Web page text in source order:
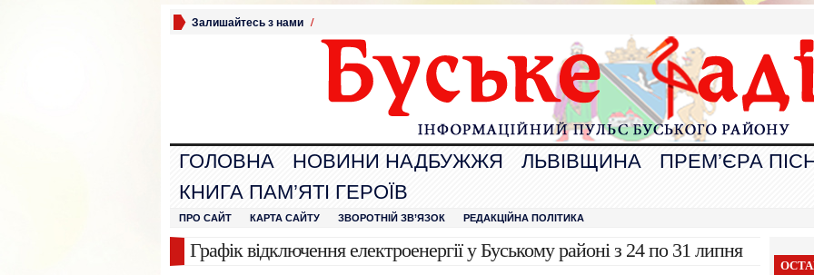
Залишайтесь з нами /
ГОЛОВНА НОВИНИ НАДБУЖЖЯ ЛЬВІВЩИНА
ПРЕМ’ЄРА
КНИГА ПАМ’ЯТІ ГЕРОЇВ
ПРО САЙТ КАРТА САЙТУ ЗВОРОТНІЙ ЗВ’ЯЗОК РЕДАКЦІЙНА ПОЛІТИКА
Графік відключення електроенергії у Буському районі з 24 по 31 липня